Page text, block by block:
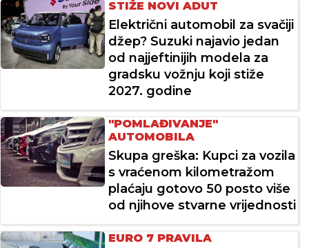
STIŽE NOVI ADUT
Električni automobil za svačiji
džep? Suzuki najavio jedan
od najjeftinijih modela za
gradsku vožnju koji stiže
2027. godine
"POMLAĐIVANJE"
AUTOMOBILA
Skupa greška: Kupci za vozila
s vraćenom kilometražom
plaćaju gotovo 50 posto više
od njihove stvarne vrijednosti
EURO 7 PRAVILA